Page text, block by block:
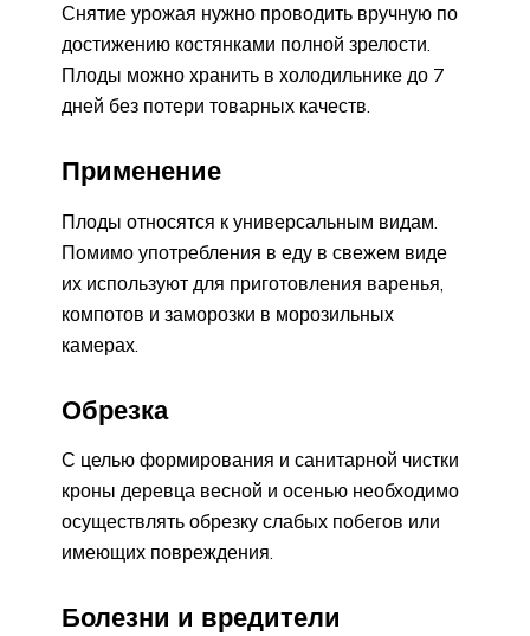
Снятие урожая нужно проводить вручную по
достижению костянками полной зрелости.
Плоды можно хранить в холодильнике до 7
дней без потери товарных качеств.
Применение
Плоды относятся к универсальным видам.
Помимо употребления в еду в свежем виде
их используют для приготовления варенья,
компотов и заморозки в морозильных
камерах.
Обрезка
С целью формирования и санитарной чистки
кроны деревца весной и осенью необходимо
осуществлять обрезку слабых побегов или
имеющих повреждения.
Болезни и вредители